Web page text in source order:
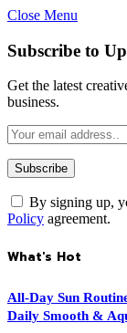
Close Menu
Subscribe to
Get the latest
business.
By signing up,
Policy agreement.
What's Hot
All-Day Sun
Daily Smooth &